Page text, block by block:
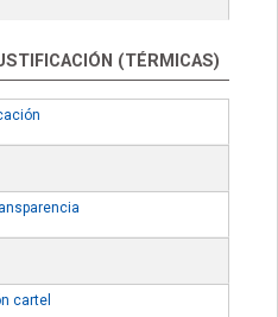
(TÉRMICAS)
cartel